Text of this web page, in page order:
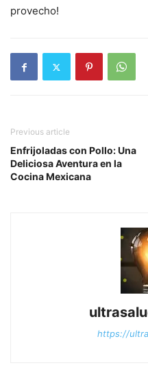
provecho!
Previous article
Enfrijoladas con Pollo: Una
Deliciosa Aventura en la
Cocina Mexicana
https://